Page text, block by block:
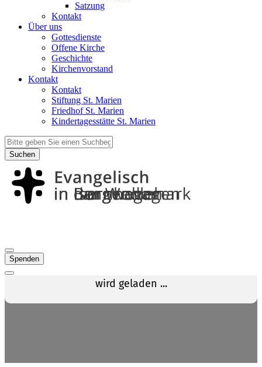
Satzung
Kontakt
Über uns
Gottesdienste
Offene Kirche
Geschichte
Kirchenvorstand
Kontakt
Kontakt
Stiftung St. Marien
Friedhof St. Marien
Kindertagesstätte St. Marien
Suchen
Spenden